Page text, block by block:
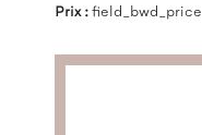
Prix :field_bwd_price